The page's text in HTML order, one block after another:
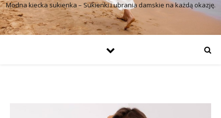
Modna kiecka sukienka – Sukienki i ubrania damskie na każdą okazję.